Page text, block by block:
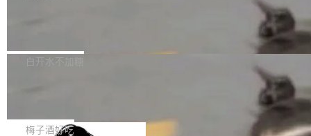
获配9...
题，该问题可能导致在旧版 Linux 内核...
P）！这一里程碑不仅标志着 Fluss 迈入新的发
长期停止内容更新，未能实现其作为“AI版维基百
提交的编辑请求也长期处于待处理状态。 Groki
白开水不加糖
是这样的：配 MessageSource 的 Bean、写 R
梅子酒好吃